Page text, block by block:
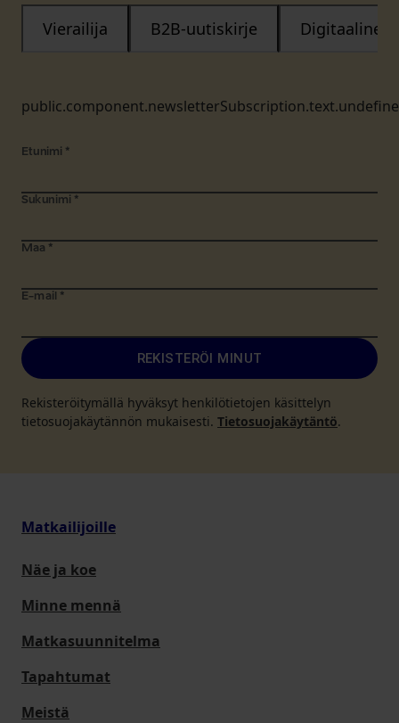
Vierailija B2B-uutiskirje Digitaalinen
Etunimi *
Sukunimi *
Maa *
E-mail *
REKISTERÖI MINUT
Rekisteröitymällä hyväksyt henkilötietojen käsittelyn
tietosuojakäytännön mukaisesti. Tietosuojakäytäntö.
Matkailijoille
Näe ja koe
Minne mennä
Matkasuunnitelma
Tapahtumat
Meistä